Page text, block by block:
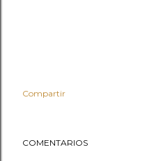
Compartir
COMENTARIOS